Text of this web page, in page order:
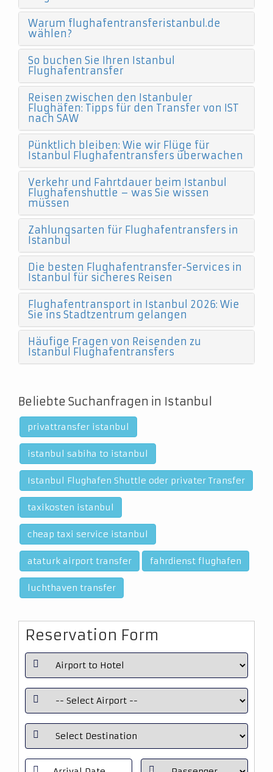
Warum flughafentransferistanbul.de
wählen?
So buchen Sie Ihren Istanbul
Flughafentransfer
Reisen zwischen den Istanbuler
Flughäfen: Tipps für den Transfer von IST
nach SAW
Pünktlich bleiben: Wie wir Flüge für
Istanbul Flughafentransfers überwachen
Verkehr und Fahrtdauer beim Istanbul
Flughafenshuttle – was Sie wissen
müssen
Zahlungsarten für Flughafentransfers in
Istanbul
Die besten Flughafentransfer-Services in
Istanbul für sicheres Reisen
Flughafentransport in Istanbul 2026: Wie
Sie ins Stadtzentrum gelangen
Häufige Fragen von Reisenden zu
Istanbul Flughafentransfers
Beliebte Suchanfragen in Istanbul
privattransfer istanbul
istanbul sabiha to istanbul
Istanbul Flughafen Shuttle oder privater Transfer
taxikosten istanbul
cheap taxi service istanbul
ataturk airport transfer fahrdienst flughafen
luchthaven transfer
Reservation Form